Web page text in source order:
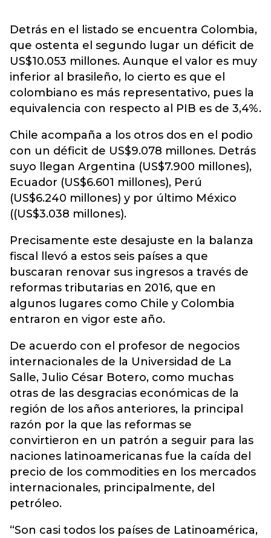
Detrás en el listado se encuentra Colombia,
que ostenta el segundo lugar un déficit de
US$10.053 millones. Aunque el valor es muy
inferior al brasileño, lo cierto es que el
colombiano es más representativo, pues la
equivalencia con respecto al PIB es de 3,4%.
Chile acompaña a los otros dos en el podio
con un déficit de US$9.078 millones. Detrás
suyo llegan Argentina (US$7.900 millones),
Ecuador (US$6.601 millones), Perú
(US$6.240 millones) y por último México
((US$3.038 millones).
Precisamente este desajuste en la balanza
fiscal llevó a estos seis países a que
buscaran renovar sus ingresos a través de
reformas tributarias en 2016, que en
algunos lugares como Chile y Colombia
entraron en vigor este año.
De acuerdo con el profesor de negocios
internacionales de la Universidad de La
Salle, Julio César Botero, como muchas
otras de las desgracias económicas de la
región de los años anteriores, la principal
razón por la que las reformas se
convirtieron en un patrón a seguir para las
naciones latinoamericanas fue la caída del
precio de los commodities en los mercados
internacionales, principalmente, del
petróleo.
“Son casi todos los países de Latinoamérica,